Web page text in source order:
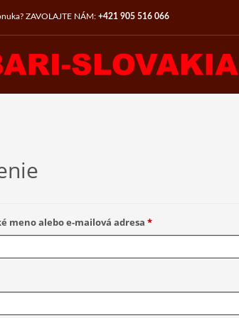
for shoes
ZAVOLAJTE NÁM: +421 905 516 066
meno alebo e-mailová adresa *Povinné